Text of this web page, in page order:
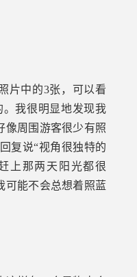
片中的3张，可以看
我很明显地发现我
像周围游客很少有照
复说“视角很独特的
上那两天阳光都很
可能不会总想着照蓝